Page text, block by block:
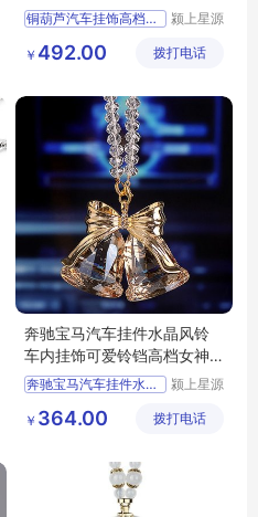
款
铜葫芦汽车挂饰高档男士网
颍上星源
有限公司
￥ 492.00 拨打电话
奔驰宝马汽车挂件水晶风铃
车内挂饰可爱铃铛高档女神
款后视镜装饰
奔驰宝马汽车挂件水晶风铃
颍上星源
有限公司
￥ 364.00 拨打电话